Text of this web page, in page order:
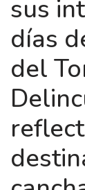
sus
días
del